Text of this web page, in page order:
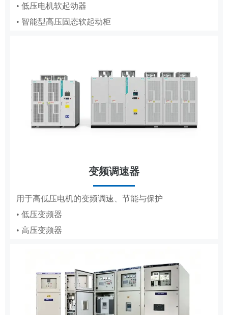
• 低压电机软起动器
• 智能型高压固态软起动柜
变频调速器
用于高低压电机的变频调速、节能与保护
• 低压变频器
• 高压变频器
景配电
• 低压成套
• 造纸机传动控制系统
• 复卷机传动控制系统
DCS
适配纸浆造纸、水利工程的集散控制系统
• 纸浆造纸DCS
分布式储能，满足企业峰谷节电需求